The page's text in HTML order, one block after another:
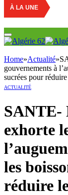
À LA UNE
Home»Actualité»
gouvernements à
sucrées pour
ACTUALITÉ
SANTE-
exhorte
les
réduire